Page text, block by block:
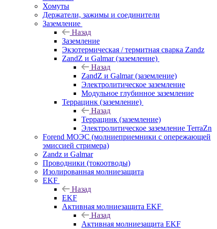
Хомуты
Держатели, зажимы и соединители
Заземление
Назад
Заземление
Экзотермическая / термитная сварка Zandz
ZandZ и Galmar (заземление)
Назад
ZandZ и Galmar (заземление)
Электролитическое заземление
Модульное глубинное заземление
Террацинк (заземление)
Назад
Террацинк (заземление)
Электролитическое заземление TerraZn
Forend МОЭС (молниеприемники с опережающей
эмиссией стримера)
Zandz и Galmar
Проводники (токоотводы)
Изолированная молниезащита
EKF
Назад
EKF
Активная молниезащита EKF
Назад
Активная молниезащита EKF